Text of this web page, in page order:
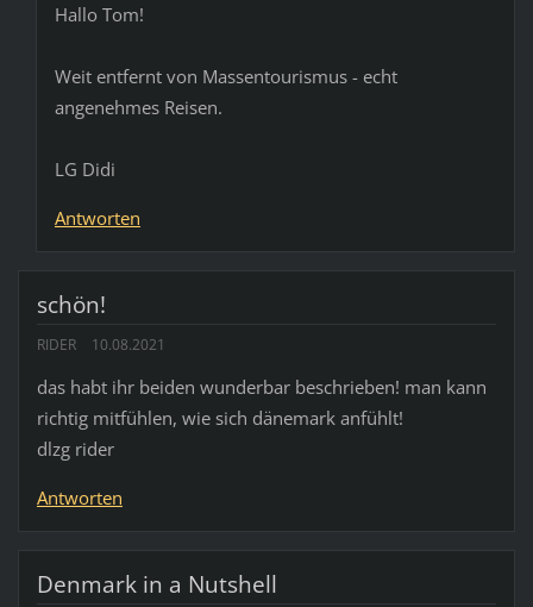
Hallo Tom!
Weit entfernt von Massentourismus - echt
angenehmes Reisen.
LG Didi
Antworten
schön!
RIDER 10.08.2021
das habt ihr beiden wunderbar beschrieben! man kann
richtig mitfühlen, wie sich dänemark anfühlt!
dlzg rider
Antworten
Denmark in a Nutshell